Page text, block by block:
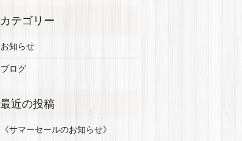
お知らせ
ブログ
《サマーセールのお知らせ》